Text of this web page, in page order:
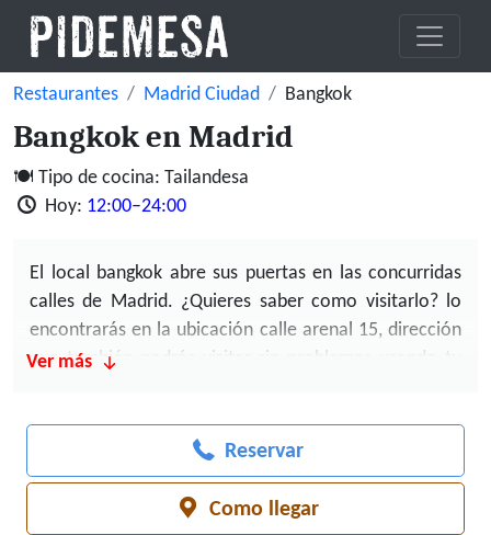
Restaurantes Madrid Ciudad Bangkok
Bangkok en Madrid
Tipo de cocina: Tailandesa
Hoy: 12:00–24:00
El local bangkok abresus puertas en las concurridas
calles de Madrid. ¿Quieres saber como visitarlo? lo
encontrarás en la ubicación calle arenal 15, dirección
que también podrás visitar sin problemas usando tu
Bangkok es un local decocina tailandesa genialsi
estás por la ubicación de Madrid.
Pide su suculentos platos de curry.
¿Qué quieres saber? Debes saber entonces que
Ver más
Reservar
Como llegar